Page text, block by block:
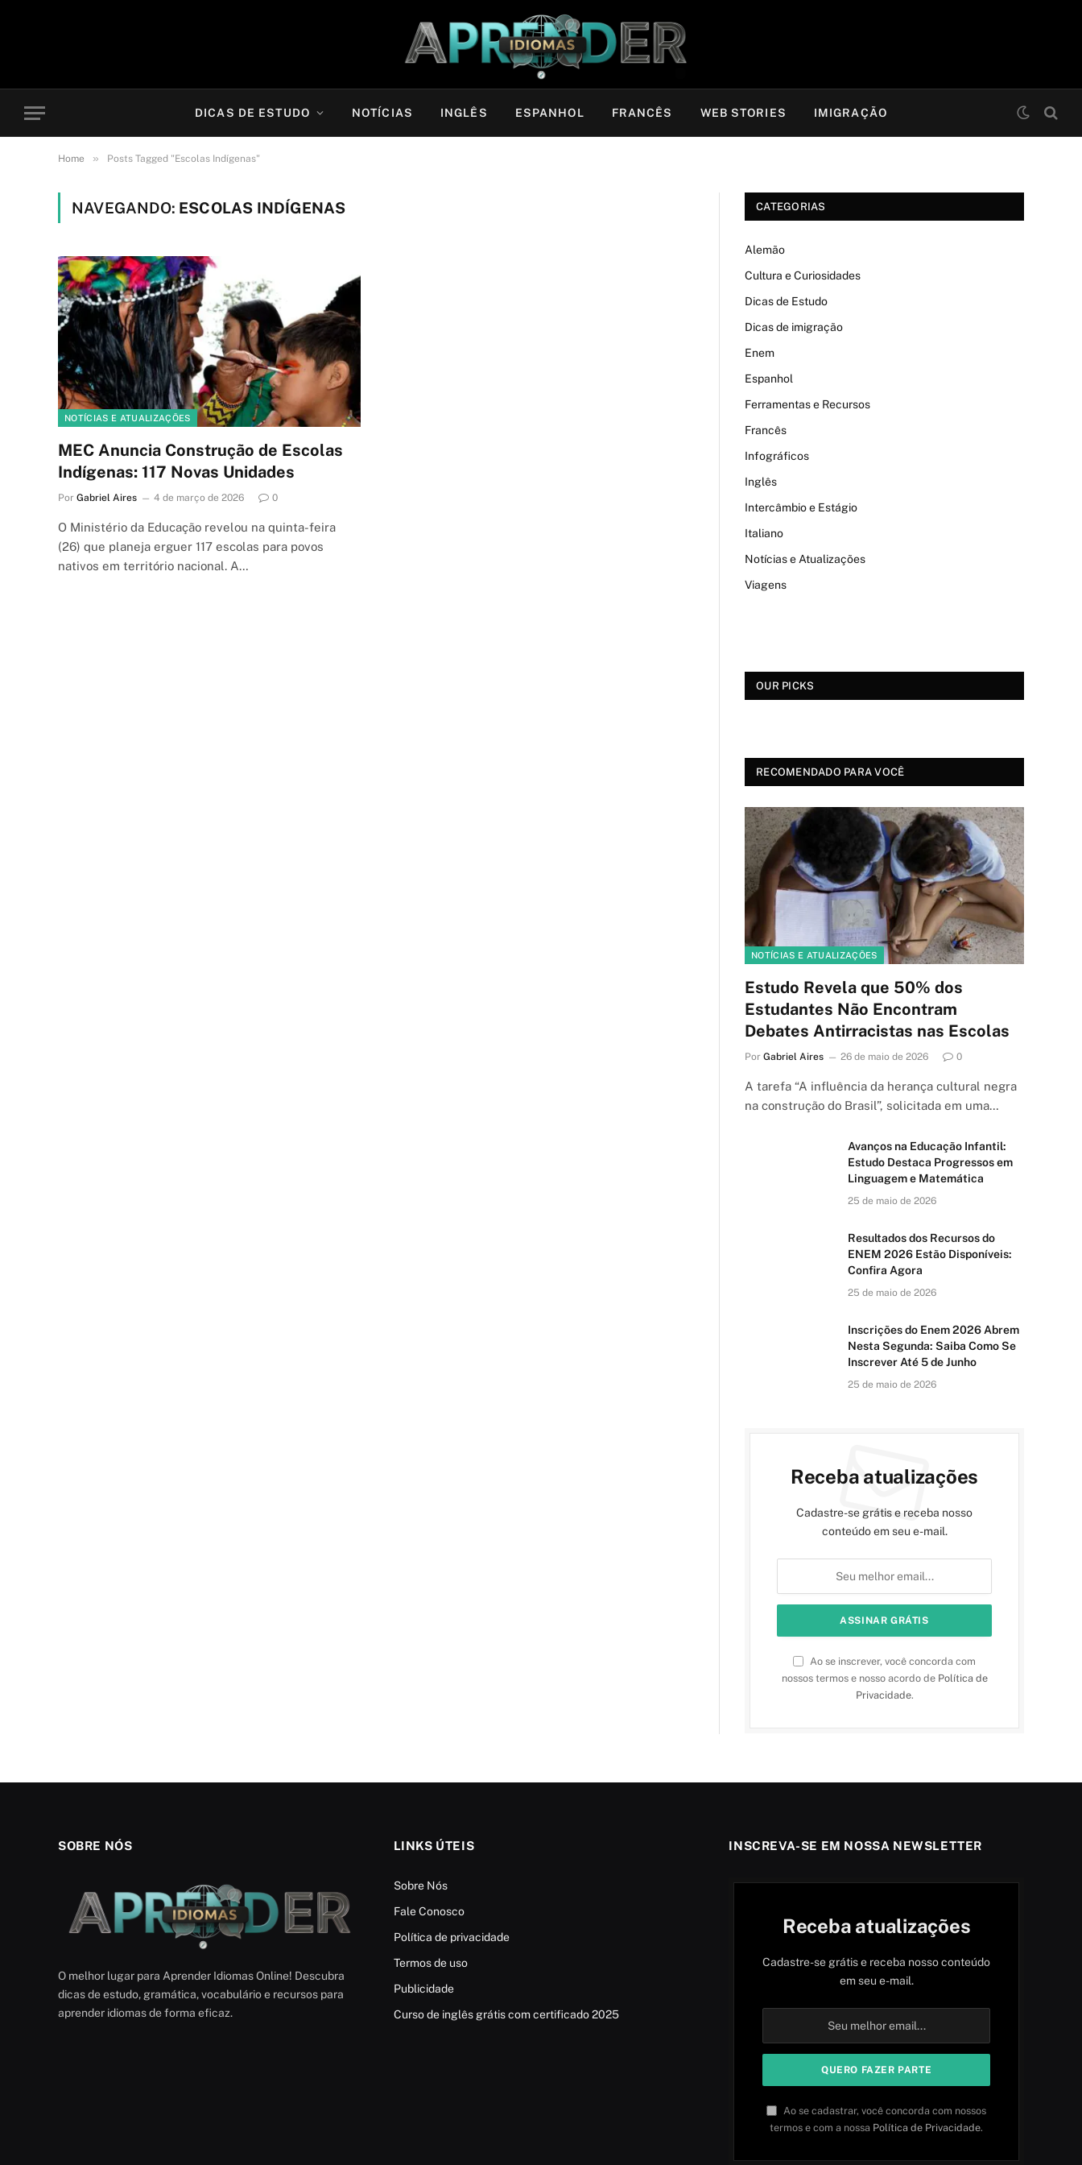
DICAS DE ESTUDO NOTÍCIAS INGLÊS ESPANHOL FRANCÊS WEB STORIES IMIGRAÇÃO
Home » Posts Tagged "Escolas Indígenas"
NAVEGANDO: ESCOLAS INDÍGENAS
NOTÍCIAS E ATUALIZAÇÕES
MEC Anuncia Construção de Escolas
Indígenas: 117 Novas Unidades
Por Gabriel Aires 4 de março de 2026 0
O Ministério da Educação revelou na quinta-feira
(26) que planeja erguer 117 escolas para povos
nativos em território nacional. A…
CATEGORIAS
Alemão
Cultura e Curiosidades
Dicas de Estudo
Dicas de imigração
Enem
Espanhol
Ferramentas e Recursos
Francês
Infográficos
Inglês
Intercâmbio e Estágio
Italiano
Notícias e Atualizações
Viagens
OUR PICKS
RECOMENDADO PARA VOCÊ
NOTÍCIAS E ATUALIZAÇÕES
Estudo Revela que 50% dos
Estudantes Não Encontram
Debates Antirracistas nas Escolas
Por Gabriel Aires 26 de maio de 2026 0
A tarefa “A influência da herança cultural negra
na construção do Brasil”, solicitada em uma…
Avanços na Educação Infantil:
Estudo Destaca Progressos em
Linguagem e Matemática
25 de maio de 2026
Resultados dos Recursos do
ENEM 2026 Estão Disponíveis:
Confira Agora
25 de maio de 2026
Inscrições do Enem 2026 Abrem
Nesta Segunda: Saiba Como Se
Inscrever Até 5 de Junho
25 de maio de 2026
Receba atualizações
Cadastre-se grátis e receba nosso
conteúdo em seu e-mail.
Ao se inscrever, você concorda com
nossos termos e nosso acordo de Política de
Privacidade.
SOBRE NÓS
O melhor lugar para Aprender Idiomas Online! Descubra
dicas de estudo, gramática, vocabulário e recursos para
aprender idiomas de forma eficaz.
LINKS ÚTEIS
Sobre Nós
Fale Conosco
Política de privacidade
Termos de uso
Publicidade
Curso de inglês grátis com certificado 2025
INSCREVA-SE EM NOSSA NEWSLETTER
Receba atualizações
Cadastre-se grátis e receba nosso conteúdo
em seu e-mail.
Ao se cadastrar, você concorda com nossos
termos e com a nossa Política de Privacidade.